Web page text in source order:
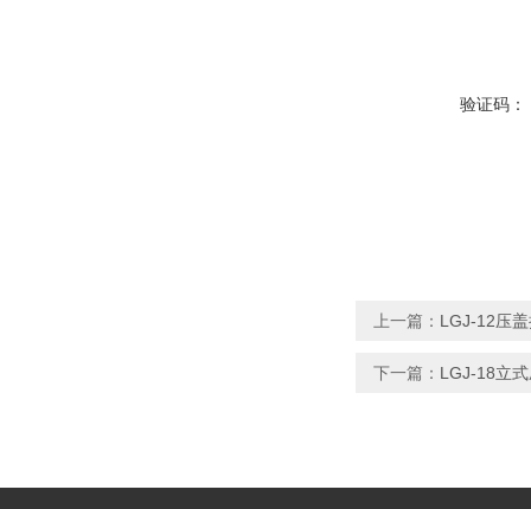
验证码：
上一篇： LGJ-12压
下一篇： LGJ-18立